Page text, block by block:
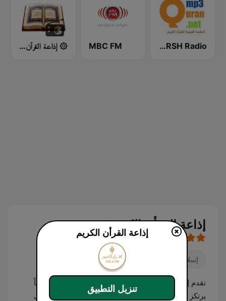
Abdulbasit Abdulsamad WARSH Radio
MBC FM ۞ إذاعة القرآن ۞
إذاعة القرأن الكريم بث حي
إسلام
تقدم إذاعة القرآن الكريم من قطر محتوى دينياً متخصصاً
يرتكز بشكل أساسي على تلاوات آيات الذكر الحكيم على
إذاعة القرأن الكريم
تنزيل التطبيق